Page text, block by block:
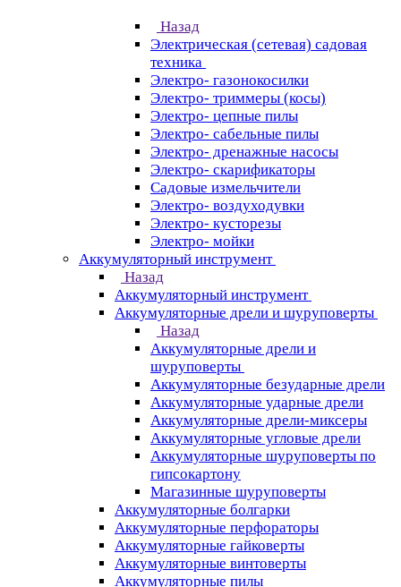
Назад
Электрическая (сетевая) садовая
техника
Электро- газонокосилки
Электро- триммеры (косы)
Электро- цепные пилы
Электро- сабельные пилы
Электро- дренажные насосы
Электро- скарификаторы
Садовые измельчители
Электро- воздуходувки
Электро- кусторезы
Электро- мойки
Аккумуляторный инструмент
Назад
Аккумуляторный инструмент
Аккумуляторные дрели и шуруповерты
Назад
Аккумуляторные дрели и
шуруповерты
Аккумуляторные безударные дрели
Аккумуляторные ударные дрели
Аккумуляторные дрели-миксеры
Аккумуляторные угловые дрели
Аккумуляторные шуруповерты по
гипсокартону
Магазинные шуруповерты
Аккумуляторные болгарки
Аккумуляторные перфораторы
Аккумуляторные гайковерты
Аккумуляторные винтоверты
Аккумуляторные пилы